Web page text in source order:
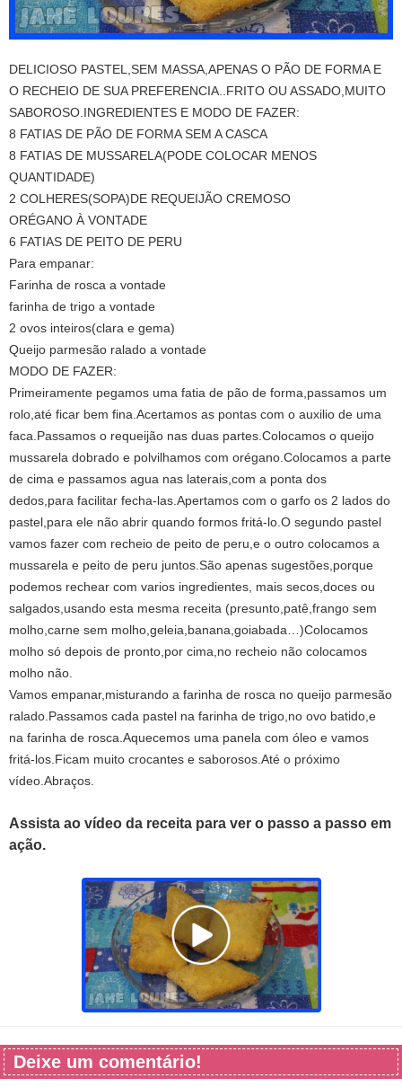
DELICIOSO PASTEL,SEM MASSA,APENAS O PÃO DE FORMA E
O RECHEIO DE SUA PREFERENCIA..FRITO OU ASSADO,MUITO
SABOROSO.INGREDIENTES E MODO DE FAZER:
8 FATIAS DE PÃO DE FORMA SEM A CASCA
8 FATIAS DE MUSSARELA(PODE COLOCAR MENOS
QUANTIDADE)
2 COLHERES(SOPA)DE REQUEIJÃO CREMOSO
ORÉGANO À VONTADE
6 FATIAS DE PEITO DE PERU
Para empanar:
Farinha de rosca a vontade
farinha de trigo a vontade
2 ovos inteiros(clara e gema)
Queijo parmesão ralado a vontade
MODO DE FAZER:
Primeiramente pegamos uma fatia de pão de forma,passamos um
rolo,até ficar bem fina.Acertamos as pontas com o auxilio de uma
faca.Passamos o requeijão nas duas partes.Colocamos o queijo
mussarela dobrado e polvilhamos com orégano.Colocamos a parte
de cima e passamos agua nas laterais,com a ponta dos
dedos,para facilitar fecha-las.Apertamos com o garfo os 2 lados do
pastel,para ele não abrir quando formos fritá-lo.O segundo pastel
vamos fazer com recheio de peito de peru,e o outro colocamos a
mussarela e peito de peru juntos.São apenas sugestões,porque
podemos rechear com varios ingredientes, mais secos,doces ou
salgados,usando esta mesma receita (presunto,patê,frango sem
molho,carne sem molho,geleia,banana,goiabada…)Colocamo­s
molho só depois de pronto,por cima,no recheio não colocamos
molho não.
Vamos empanar,misturando a farinha de rosca no queijo parmesão
ralado.Passamos cada pastel na farinha de trigo,no ovo batido,e
na farinha de rosca.Aquecemos uma panela com óleo e vamos
fritá-los.Ficam muito crocantes e saborosos.Até o próximo
vídeo.Abraços.
Assista ao vídeo da receita para ver o passo a passo em
ação.
Deixe um comentário!